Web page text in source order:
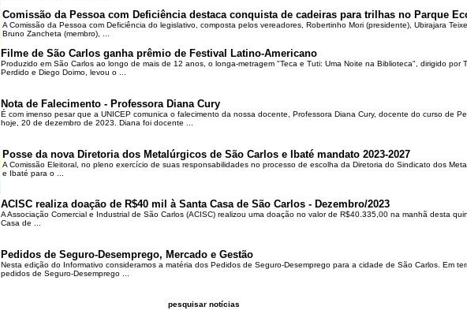
Comissão da Pessoa com Deficiência destaca conquista de cadeiras para trilhas no Parque
A Comissão da Pessoa com Deficiência do legislativo, composta pelos vereadores, Robertinho Mori (presidente), Ubirajara
Bruno Zancheta (membro), ...
Filme de São Carlos ganha prêmio de Festival Latino-Americano
Produzido em São Carlos ao longo de mais de 12 anos, o longa-metragem "Teca e Tuti: Uma Noite na Biblioteca", dirigido por
Perdido e Diego Doimo, levou o ...
Nota de Falecimento - Professora Diana Cury
É com imenso pesar que a UNICEP comunica o falecimento da nossa docente, Professora Diana Cury, docente do curso de
hoje, 20 de dezembro de 2023. Diana foi docente ...
Posse da nova Diretoria dos Metalúrgicos de São Carlos e Ibaté mandato 2023-2027
A Comissão Eleitoral, no pleno exercício de suas responsabilidades no processo de escolha da Diretoria do Sindicato dos
e Ibaté para o ...
ACISC realiza doação de R$40 mil à Santa Casa de São Carlos - Dezembro/2023
A Associação Comercial e Industrial de São Carlos (ACISC) realizou uma doação no valor de R$40.335,00 na manhã desta
Casa de ...
Pedidos de Seguro-Desemprego, Mercado e Gestão
Nesta edição do Informativo consideramos a matéria dos Pedidos de Seguro-Desemprego para a cidade de São Carlos. Em
pedidos de Seguro-Desemprego ...
pesquisar notícias